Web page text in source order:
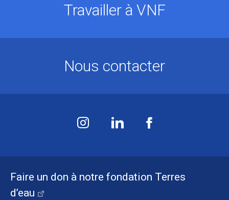
Faire un don à notre fondation Terres
d’eau
Travailler à VNF
Nous contacter